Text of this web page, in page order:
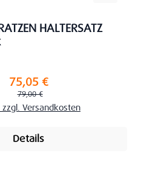
HALTERSATZ
75,05 €
Regulärer Preis:
79,00 €
Versandkosten
Details